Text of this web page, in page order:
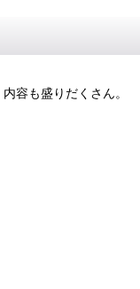
容も盛りだくさん。